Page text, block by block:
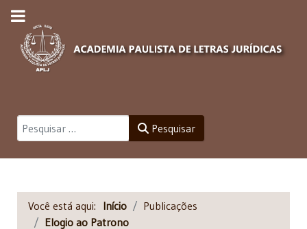
Pesquisar Pesquisar
Você está aqui: Início
Publicações
Elogio ao Patrono